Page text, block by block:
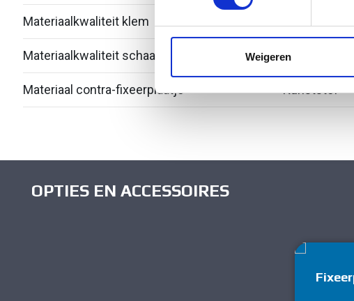
websiteverkeer te analyseren. Ook
media, adverteren en analyse.
Weigeren
Materiaalkwaliteit klem
Materiaalkwaliteit schaal Overig
Materiaal contra-fixeerplaatje Kunststof
OPTIES EN ACCESSOIRES